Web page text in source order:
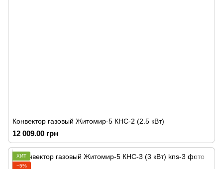
Конвектор газовый Житомир-5 КНС-2 (2.5 кВт)
12 009.00 грн
ХИТ
−5%